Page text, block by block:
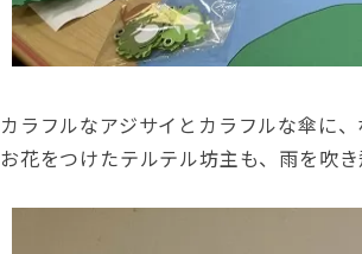
カラフルなアジサイとカラフルな傘に
お花をつけたテルテル坊主も、雨を吹き